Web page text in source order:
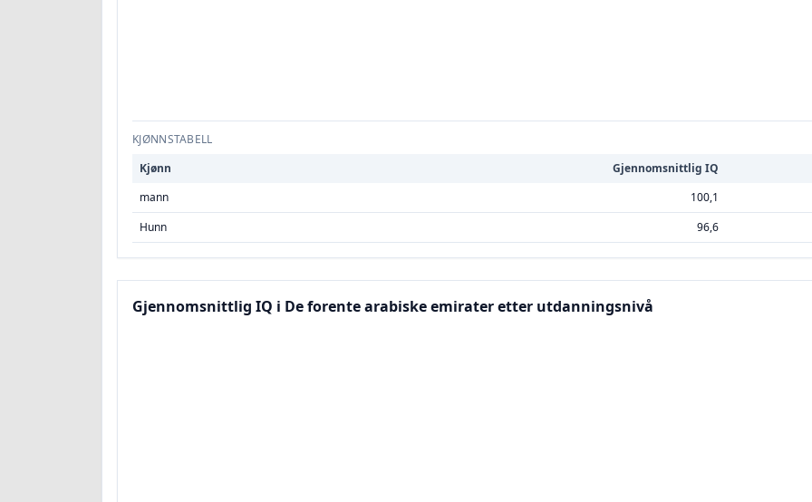
KJØNNSTABELL
Kjønn
Gjennomsnittlig IQ
mann
100,1
Hunn
96,6
Gjennomsnittlig IQ i De forente arabiske emirater etter utdanningsnivå